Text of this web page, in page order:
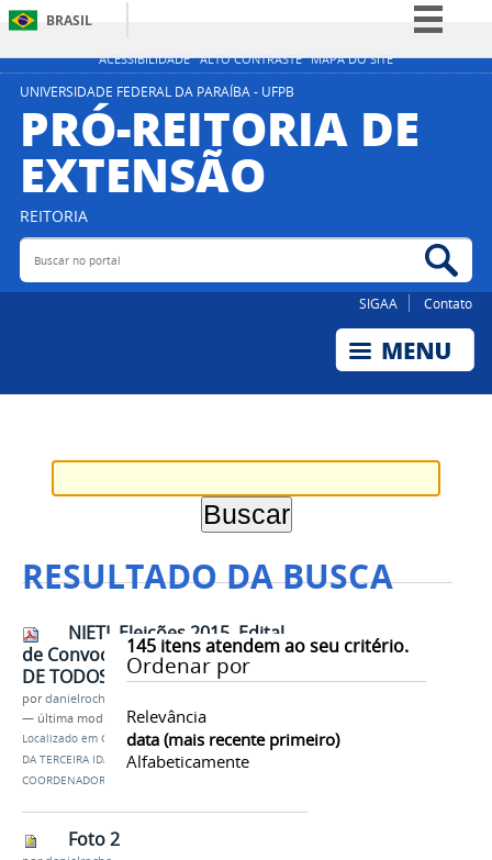
ACESSIBILIDADE ALTO CONTRASTE MAPA DO SITE
BRASIL
Simplifique!
Participe
UNIVERSIDADE FEDERAL DA PARAÍBA - UFPB
PRÓ-REITORIA DE
EXTENSÃO
REITORIA
Buscar no portal
SIGAA Contato
RESULTADO DA BUSCA
145itens atendem ao seu critério.
Ordenar por
Relevância
data (mais recente primeiro)
Alfabeticamente
NIETI. Eleições 2015. Edital
de Convocação. COM ASSINATURA
DE TODOS
pordanielrocha
— última modificação 29/01/2016 12h12
Localizado em Contents / …/PRAC /UFPB: NÚCLEO
DA TERCEIRA IDADE FARÁ ELEIÇÕES PARA NOVO
COORDENADOR
Foto 2